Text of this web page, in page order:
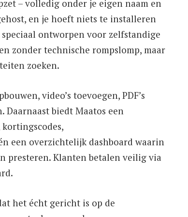
– volledig onder je eigen naam en
en je hoeft niets te installeren
ontworpen voor zelfstandige
zonder technische rompslomp, maar
zoeken.
video’s toevoegen, PDF’s
biedt Maatos een
een overzichtelijk dashboard waarin
presteren. Klanten betalen veilig via
het écht gericht is op de